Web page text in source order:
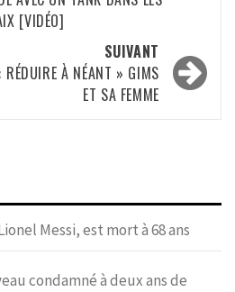
[VIDÉO]
SUIVANT
RÉDUIRE À NÉANT » GIMS
ET SA FEMME
Messi, est mort à 68 ans
condamné à deux ans de